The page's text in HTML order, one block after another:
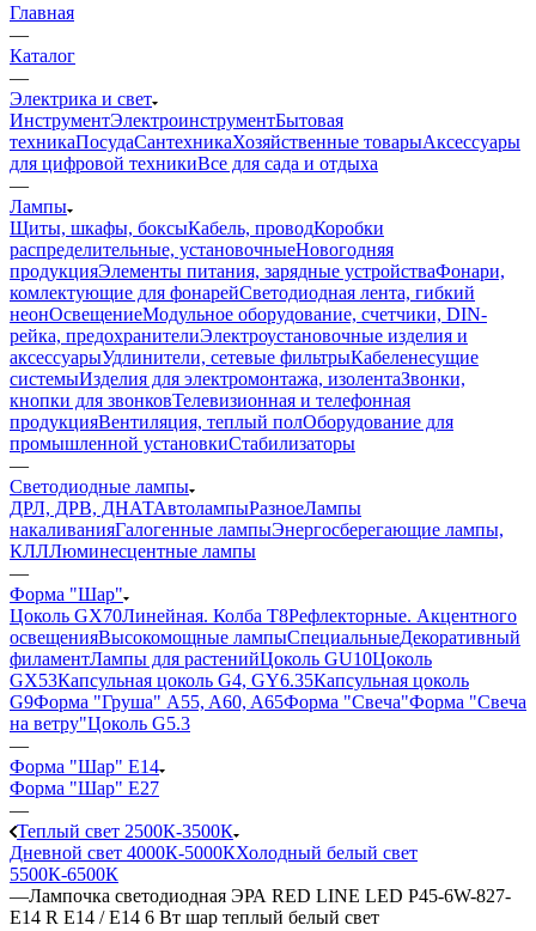
Главная
—
Каталог
—
Электрика и свет
ИнструментЭлектроинструментБытовая
техникаПосудаСантехникаХозяйственные товарыАксессуары
для цифровой техникиВсе для сада и отдыха
—
Лампы
Щиты, шкафы, боксыКабель, проводКоробки
распределительные, установочныеНовогодняя
продукцияЭлементы питания, зарядные устройстваФонари,
комлектующие для фонарейСветодиодная лента, гибкий
неонОсвещениеМодульное оборудование, счетчики, DIN-
рейка, предохранителиЭлектроустановочные изделия и
аксессуарыУдлинители, сетевые фильтрыКабеленесущие
системыИзделия для электромонтажа, изолентаЗвонки,
кнопки для звонковТелевизионная и телефонная
продукцияВентиляция, теплый полОборудование для
промышленной установкиСтабилизаторы
—
Светодиодные лампы
ДРЛ, ДРВ, ДНАТАвтолампыРазноеЛампы
накаливанияГалогенные лампыЭнергосберегающие лампы,
КЛЛЛюминесцентные лампы
—
Форма "Шар"
Цоколь GX70Линейная. Колба Т8Рефлекторные. Акцентного
освещенияВысокомощные лампыСпециальныеДекоративный
филаментЛампы для растенийЦоколь GU10Цоколь
GX53Капсульная цоколь G4, GY6.35Капсульная цоколь
G9Форма "Груша" A55, A60, A65Форма "Свеча"Форма "Свеча
на ветру"Цоколь G5.3
—
Форма "Шар" E14
Форма "Шар" E27
—
Теплый свет 2500К-3500К
Дневной свет 4000К-5000КХолодный белый свет
5500К-6500К
—Лампочка светодиодная ЭРА RED LINE LED P45-6W-827-
E14 R Е14 / E14 6 Вт шар теплый белый свет